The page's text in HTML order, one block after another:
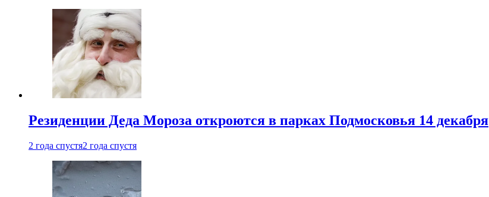
Резиденции Деда Мороза откроются в парках Подмосковья 14 декабря
2 года спустя2 года спустя